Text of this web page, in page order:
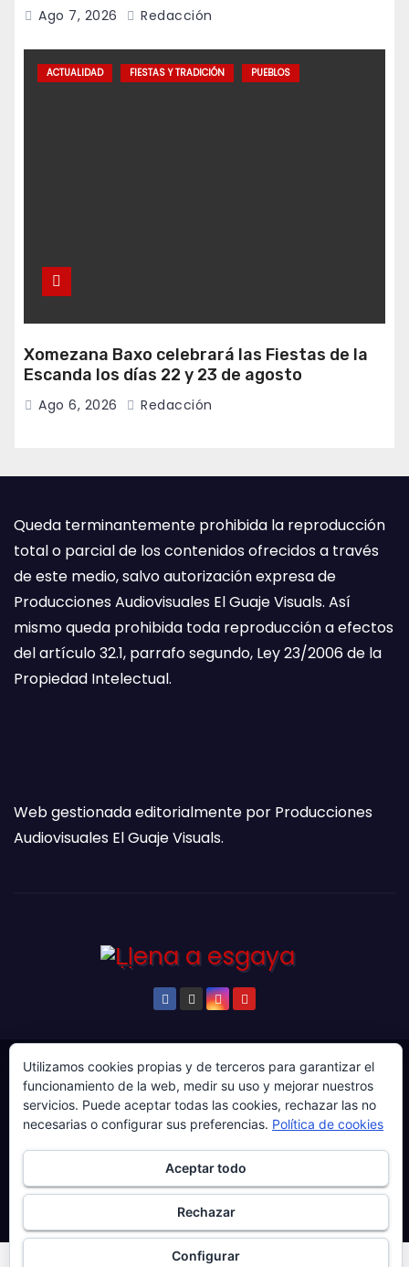
Ago 7, 2026 Redacción
ACTUALIDAD FIESTAS Y TRADICIÓN PUEBLOS
Xomezana Baxo celebrará las Fiestas de la
Escanda los días 22 y 23 de agosto
Ago 6, 2026 Redacción
Queda terminantemente prohibida la reproducción
total o parcial de los contenidos ofrecidos a través
de este medio, salvo autorización expresa de
Producciones Audiovisuales El Guaje Visuals. Así
mismo queda prohibida toda reproducción a efectos
del artículo 32.1, parrafo segundo, Ley 23/2006 de la
Propiedad Intelectual.
Web gestionada editorialmente por Producciones
Audiovisuales El Guaje Visuals.
© Copyright 2024. Todos los derechos reservados.
Web gestionada por Producciones Audiovisuales El
Guaje Visuals.
Sobre ‘Ḷḷena a esgaya’ Publicidad
Contacto
Política de privacidad
Política de cookies
Más información sobre las cookies
Utilizamos cookies propias y de terceros para garantizar el
funcionamiento de la web, medir su uso y mejorar nuestros
servicios. Puede aceptar todas las cookies, rechazar las no
necesarias o configurar sus preferencias. Política de cookies
Aceptar todo
Rechazar
Configurar